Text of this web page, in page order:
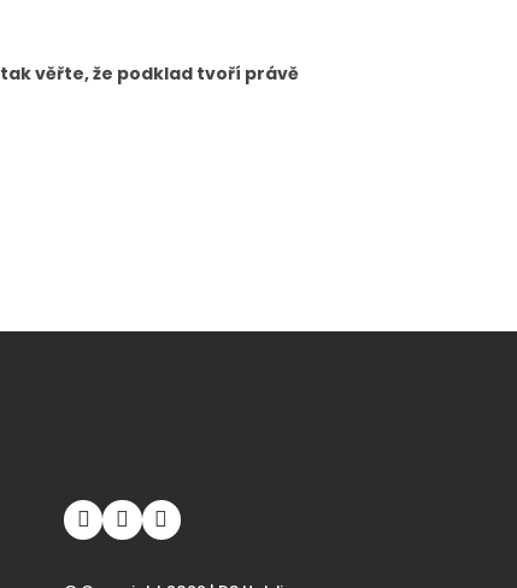
tak věřte, že podklad tvoří právě